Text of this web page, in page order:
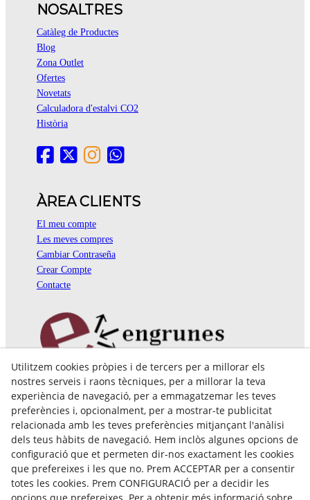
NOSALTRES
Catàleg de Productes
Blog
Zona Outlet
Ofertes
Novetats
Calculadora d'estalvi CO2
Història
ÀREA CLIENTS
El meu compte
Les meves compres
Cambiar Contraseña
Crear Compte
Contacte
Pol. Ind. Coll de Montcada
Cr. Roca Plana, 14-16
08110 Montcada i Reixac (Barcelona)
935 829 999
engrunes@engrunes.org
Utilitzem cookies pròpies i de tercers per a millorar els
nostres serveis i raons tècniques, per a millorar la teva
experiència de navegació, per a emmagatzemar les teves
preferències i, opcionalment, per a mostrar-te publicitat
relacionada amb les teves preferències mitjançant l'anàlisi
dels teus hàbits de navegació. Hem inclòs algunes opcions de
configuració que et permeten dir-nos exactament les cookies
que prefereixes i les que no. Prem ACCEPTAR per a consentir
totes les cookies. Prem CONFIGURACIÓ per a decidir les